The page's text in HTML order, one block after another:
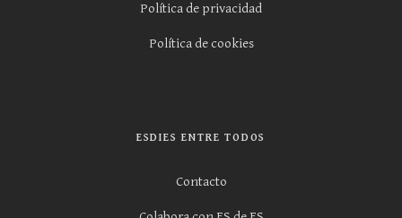
Política de privacidad
Política de cookies
ESDIES ENTRE TODOS
Contacto